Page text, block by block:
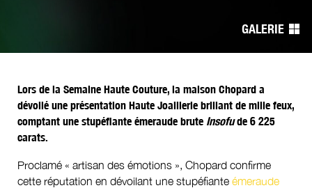
GALERIE
Lors de la Semaine Haute Couture, la maison Chopard a
dévoilé une présentation Haute Joaillerie brillant de mille feux,
comptant une stupéfiante émeraude brute Insofude 6 225
carats.
Proclamé « artisan des émotions », Chopard confirme
cette réputation en dévoilant une stupéfiante émeraude